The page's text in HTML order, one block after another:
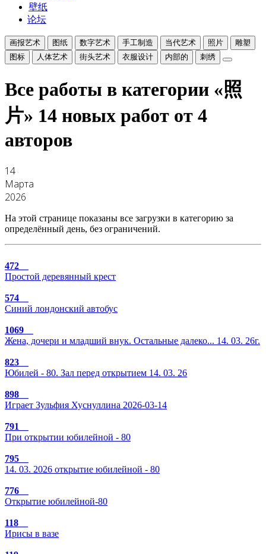
壁纸
论坛
画报艺术 图纸 数字艺术 手工制造 当代艺术 照片
雕塑
图标
人体艺术 街头艺术 衣服设计 内部的 刺绣
Все работы в категории «照
片» 14 новых работ от 4
авторов
14
Марта
2026
На этой странице показаны все загрузки в категорию за
определённый день, без ограничений.
472
Простой деревянный крест
574
Синий лондонский автобус
1069
Жена, дочери и младший внук. Остальные далеко... 14. 03. 26г.
823
Юбилей - 80. Зал перед открытием 14. 03. 26
898
Играет Зульфия Хуснуллина 2026-03-14
791
При открытии юбилейной - 80
795
14. 03. 2026 открытие юбилейной - 80
776
Открытие юбилейной-80
118
Ирисы в вазе